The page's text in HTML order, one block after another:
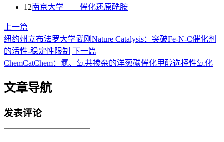
12南京大学——催化还原酰胺
上一篇
纽约州立布法罗大学武刚Nature Catalysis：突破Fe-N-C催化剂
的活性-稳定性限制 下一篇
ChemCatChem：氮、氧共掺杂的洋葱碳催化甲醇选择性氧化
文章导航
发表评论